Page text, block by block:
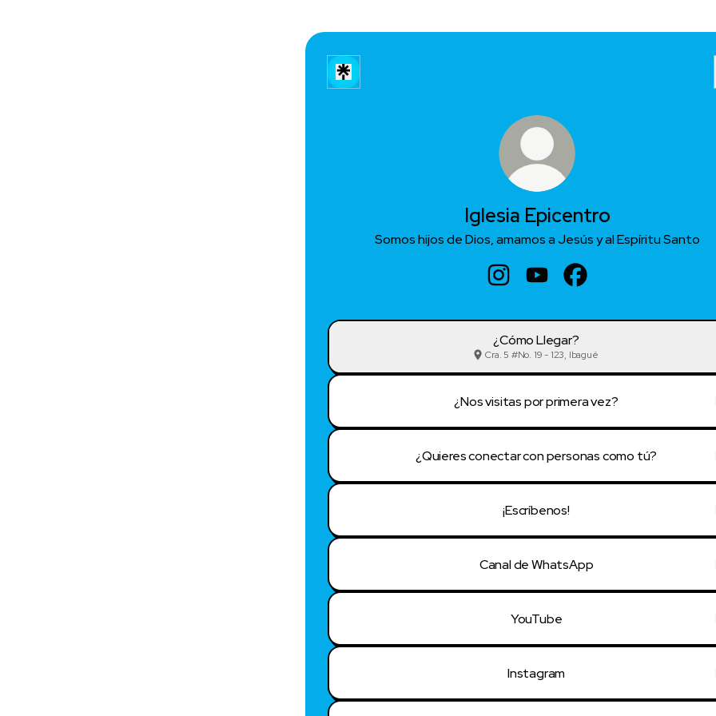
Iglesia Epicentro
Somos hijos de Dios, amamos a Jesús y al Espíritu Santo
¿Cómo Llegar?
Cra. 5 #No. 19 - 123, Ibagué
¿Nos visitas por primera vez?
¿Quieres conectar con personas como tú?
¡Escríbenos!
Canal de WhatsApp
YouTube
Instagram